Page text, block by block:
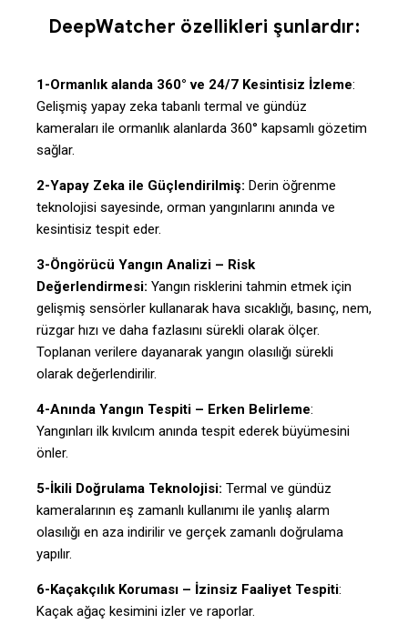
DeepWatcher özellikleri şunlardır:
1-Ormanlık alanda 360° ve 24/7 Kesintisiz İzleme:
Gelişmiş yapay zeka tabanlı termal ve gündüz
kameraları ile ormanlık alanlarda 360° kapsamlı gözetim
sağlar.
2-Yapay Zeka ile Güçlendirilmiş: Derin öğrenme
teknolojisi sayesinde, orman yangınlarını anında ve
kesintisiz tespit eder.
3-Öngörücü Yangın Analizi – Risk
Değerlendirmesi: Yangın risklerini tahmin etmek için
gelişmiş sensörler kullanarak hava sıcaklığı, basınç, nem,
rüzgar hızı ve daha fazlasını sürekli olarak ölçer.
Toplanan verilere dayanarak yangın olasılığı sürekli
olarak değerlendirilir.
4-Anında Yangın Tespiti – Erken Belirleme:
Yangınları ilk kıvılcım anında tespit ederek büyümesini
önler.
5-İkili Doğrulama Teknolojisi: Termal ve gündüz
kameralarının eş zamanlı kullanımı ile yanlış alarm
olasılığı en aza indirilir ve gerçek zamanlı doğrulama
yapılır.
6-Kaçakçılık Koruması – İzinsiz Faaliyet Tespiti:
Kaçak ağaç kesimini izler ve raporlar.